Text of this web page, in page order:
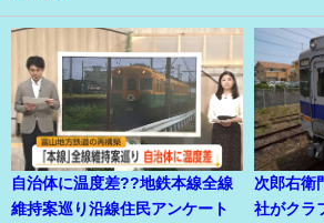
自治体に温度差??地鉄本線全線
維持案巡り沿線住民アンケート
次郎右衛
社がクラ